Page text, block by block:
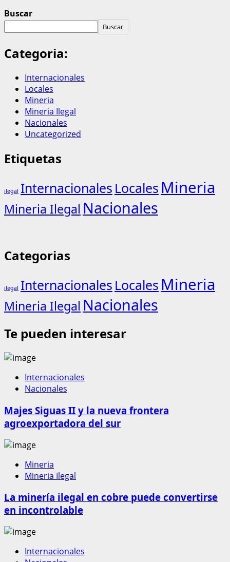
Buscar
Buscar
Categoria:
Internacionales
Locales
Mineria
Mineria Ilegal
Nacionales
Uncategorized
Etiquetas
ilegal Internacionales Locales Mineria
Mineria Ilegal Nacionales
Categorias
ilegal Internacionales Locales Mineria
Mineria Ilegal Nacionales
Te pueden interesar
Internacionales
Nacionales
Majes Siguas II y la nueva frontera
agroexportadora del sur
Mineria
Mineria Ilegal
La minería ilegal en cobre puede convertirse
en incontrolable
Internacionales